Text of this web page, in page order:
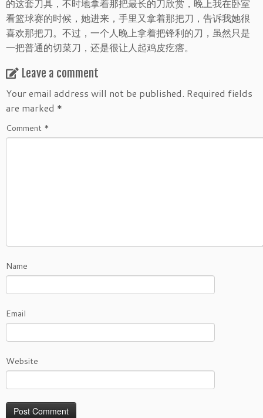
的这套刀具，不时地拿着那把最长的刀欣赏，晚上我在卧室
看篮球赛的时候，她进来，手里又拿着那把刀，告诉我她很
喜欢那把刀。不过，一个人晚上拿着把锋利的刀，虽然只是
一把普通的切菜刀，还是很让人起鸡皮疙瘩。
Leave a comment
Your email address will not be published. Required fields
are marked *
Comment *
Name
Email
Website